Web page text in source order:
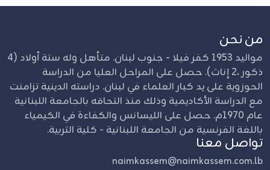
من نحن
مواليد 1953 كفر فيلا - جنوب لبنان. متأهل وله ستة أولاد (4
ذكور ،2 إناث). حصل على المراحل العليا من الدراسة
الحوزوية على يد كبار العلماء في لبنان. دراسته الدينية تزامنت
مع الدراسة الأكاديمية وذلك منذ التحاقه بالجامعة اللبنانية
عام 1970م. حصل على الليسانس والكفاءة في الكيمياء
باللغة الفرنسية من الجامعة اللبنانية - كلية التربية.
تواصل معنا
naimkassem@naimkassem.com.lb